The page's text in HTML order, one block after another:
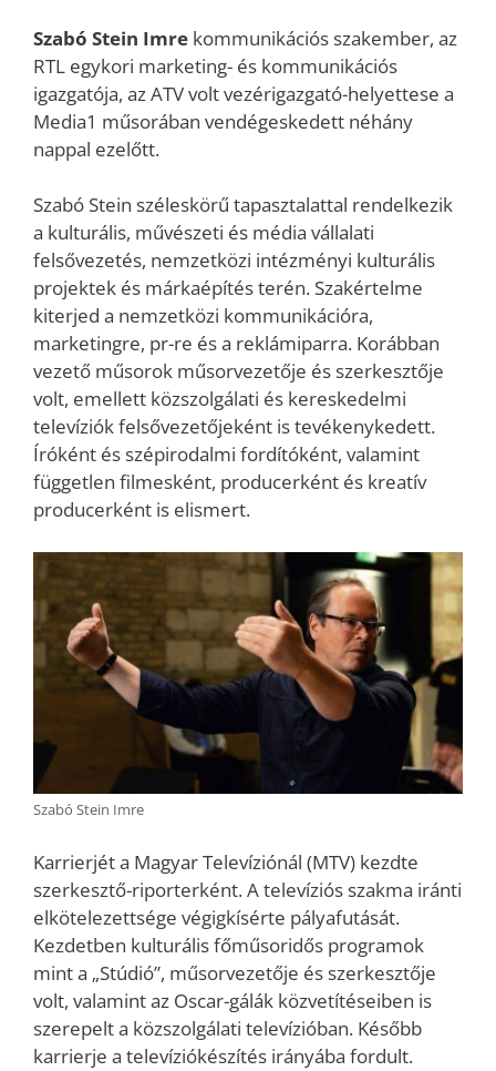
Szabó Stein Imre kommunikációs szakember, az
RTL egykori marketing- és kommunikációs
igazgatója, az ATV volt vezérigazgató-helyettese a
Media1 műsorában vendégeskedett néhány
nappal ezelőtt.
Szabó Stein széleskörű tapasztalattal rendelkezik
a kulturális, művészeti és média vállalati
felsővezetés, nemzetközi intézményi kulturális
projektek és márkaépítés terén. Szakértelme
kiterjed a nemzetközi kommunikációra,
marketingre, pr-re és a reklámiparra. Korábban
vezető műsorok műsorvezetője és szerkesztője
volt, emellett közszolgálati és kereskedelmi
televíziók felsővezetőjeként is tevékenykedett.
Íróként és szépirodalmi fordítóként, valamint
független filmesként, producerként és kreatív
producerként is elismert.
Szabó Stein Imre
Karrierjét a Magyar Televíziónál (MTV) kezdte
szerkesztő-riporterként. A televíziós szakma iránti
elkötelezettsége végigkísérte pályafutását.
Kezdetben kulturális főműsoridős programok
mint a „Stúdió”, műsorvezetője és szerkesztője
volt, valamint az Oscar-gálák közvetítéseiben is
szerepelt a közszolgálati televízióban. Később
karrierje a televíziókészítés irányába fordult.